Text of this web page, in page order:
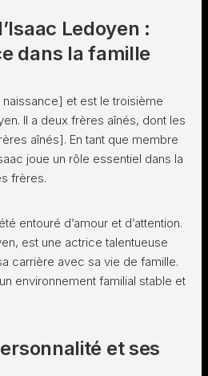
Ledoyen :
dans la famille
et est le troisième
Il a deux frères aînés, dont les
aînés]. En tant que membre
joue un rôle essentiel dans la
frères.
entouré d’amour et d’attention.
est une actrice talentueuse
carrière avec sa vie de famille.
environnement familial stable et
et ses